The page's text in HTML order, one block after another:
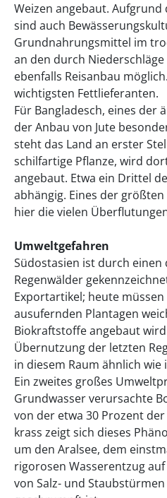
Weizen angebaut.
sind auch
Grundnahrungsmittel im
an den durch Niederschläge
ebenfalls Reisanbau
wichtigsten Fettlieferanten.
Für Bangladesch, eines der
der Anbau von Jute
steht das Land an erster
schilfartige Pflanze, wird
angebaut. Etwa ein Drittel
abhängig. Eines der
hier die vielen
Umweltgefahren
Südostasien ist durch
Regenwälder
Exportartikel; heute
ausufernden Plantagen
Biokraftstoffe angebaut
Übernutzung der letzten
in diesem Raum ähnlich
Ein zweites großes
Grundwasser verursachte
von der etwa 30 Prozent
krass zeigt sich dieses
um den Aralsee, dem
rigorosen Wasserentzug
von Salz- und